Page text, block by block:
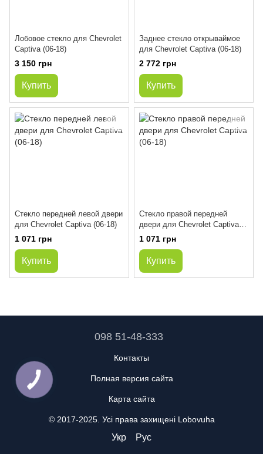
Лобовое стекло для Chevrolet
Captiva (06-18)
3 150 грн
Купить
Заднее стекло открываймое
для Chevrolet Captiva (06-18)
2 772 грн
Купить
Стекло передней левой двери
для Chevrolet Captiva (06-18)
1 071 грн
Купить
Стекло правой передней
двери для Chevrolet Captiva
(06-18)
1 071 грн
Купить
098 51-48-333
Контакты
Полная версия сайта
Карта сайта
© 2017-2025. Усі права захищені Lobovuha
Укр Рус